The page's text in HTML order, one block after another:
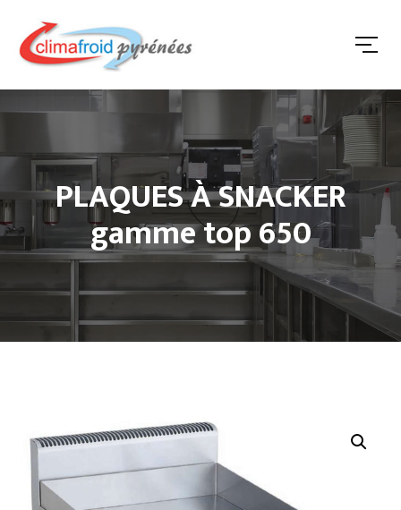
PLAQUES À SNACKER
gamme top 650